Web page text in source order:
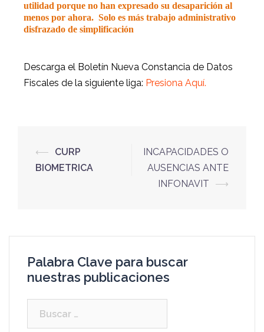
utilidad porque no han expresado su desaparición al
menos por ahora. Solo es más trabajo administrativo
disfrazado de simplificación
Descarga el Boletín Nueva Constancia de Datos
Fiscales de la siguiente liga: Presiona Aquí.
⟵
CURP
BIOMETRICA
INCAPACIDADES O
AUSENCIAS ANTE
INFONAVIT
⟶
Palabra Clave para buscar
nuestras publicaciones